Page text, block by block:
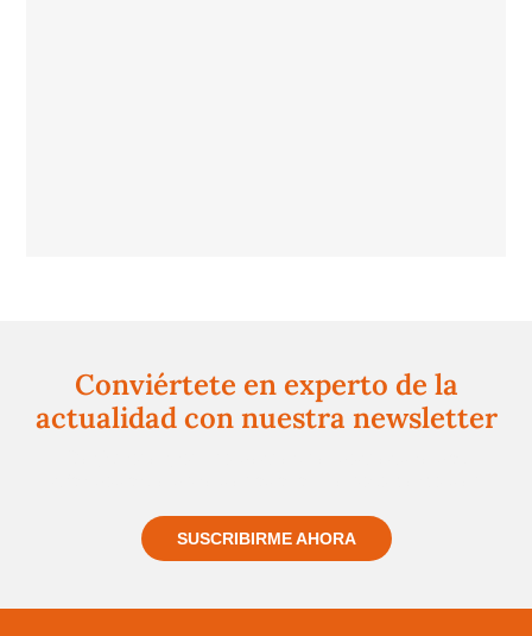
Conviértete en experto de la
actualidad con nuestra newsletter
SUSCRIBIRME AHORA